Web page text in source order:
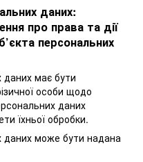
даних:
про права та дії
персональних
даних має бути
особи щодо
даних
їхньої обробки.
даних може бути надана